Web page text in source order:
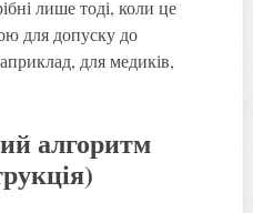
лише тоді, коли це
для допуску до
для медиків,
алгоритм